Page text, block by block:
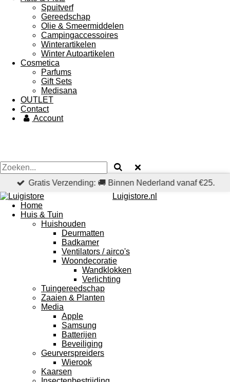
Spuitverf
Gereedschap
Olie & Smeermiddelen
Campingaccessoires
Winterartikelen
Winter Autoartikelen
Cosmetica
Parfums
Gift Sets
Medisana
OUTLET
Contact
Account
Gratis Verzending: 🚚 Binnen Nederland vanaf €25.
Luigistore.nl
Home
Huis & Tuin
Huishouden
Deurmatten
Badkamer
Ventilators / airco's
Woondecoratie
Wandklokken
Verlichting
Tuingereedschap
Zaaien & Planten
Media
Apple
Samsung
Batterijen
Beveiliging
Geurverspreiders
Wierook
Kaarsen